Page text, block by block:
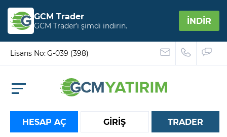
GCM Trader
GCM Trader’ı şimdi indirin. İNDİR
Lisans No: G-039 (398)
HESAP AÇ GİRİŞ TRADER